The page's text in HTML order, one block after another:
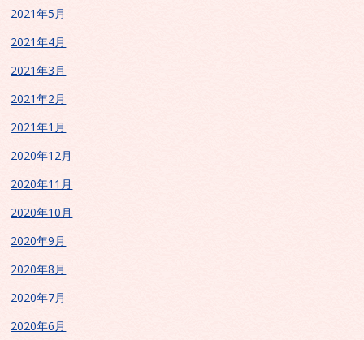
2021年5月
2021年4月
2021年3月
2021年2月
2021年1月
2020年12月
2020年11月
2020年10月
2020年9月
2020年8月
2020年7月
2020年6月